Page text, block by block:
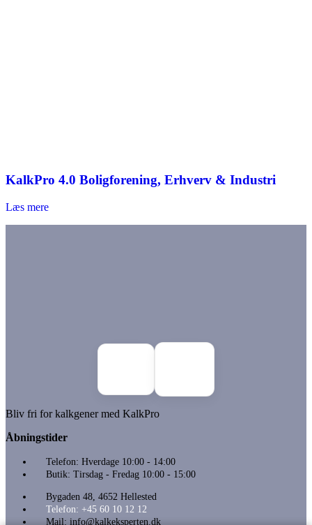
KalkPro 4.0 Boligforening, Erhverv & Industri
Læs mere
Bliv fri for kalkgener med KalkPro
Åbningstider
Telefon: Hverdage 10:00 - 14:00
Butik: Tirsdag - Fredag 10:00 - 15:00
Bygaden 48, 4652 Hellested
Telefon: +45 60 10 12 12
Mail: info@kalkeksperten.dk